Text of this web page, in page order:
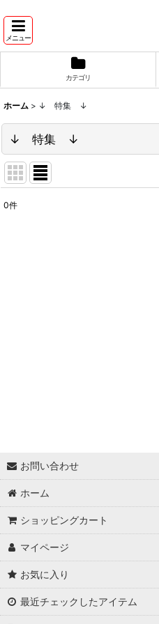
メニュー
カテゴリ
ホーム > ↓ 特集 ↓
↓ 特集 ↓
0件
お問い合わせ
ホーム
ショッピングカート
マイページ
お気に入り
最近チェックしたアイテム